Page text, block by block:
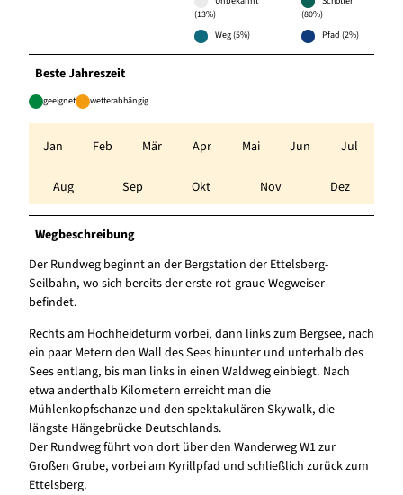
(13%)
(80%)
Weg (5%)
Pfad (2%)
Beste Jahreszeit
geeignet wetterabhängig
Jan Feb Mär Apr Mai Jun Jul
Aug Sep Okt Nov Dez
Wegbeschreibung
Der Rundweg beginnt an der Bergstation der Ettelsberg-
Seilbahn, wo sich bereits der erste rot-graue Wegweiser
befindet.
Rechts am Hochheideturm vorbei, dann links zum Bergsee, nach
ein paar Metern den Wall des Sees hinunter und unterhalb des
Sees entlang, bis man links in einen Waldweg einbiegt. Nach
etwa anderthalb Kilometern erreicht man die
Mühlenkopfschanze und den spektakulären Skywalk, die
längste Hängebrücke Deutschlands.
Der Rundweg führt von dort über den Wanderweg W1 zur
Großen Grube, vorbei am Kyrillpfad und schließlich zurück zum
Ettelsberg.